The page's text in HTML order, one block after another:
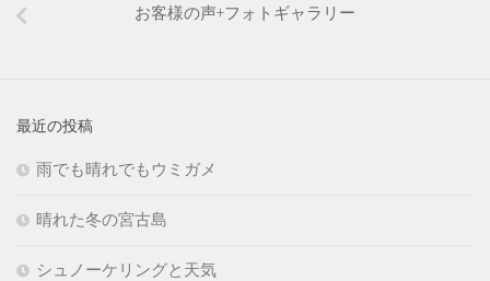
お客様の声+フォトギャラリー
最近の投稿
雨でも晴れでもウミガメ
晴れた冬の宮古島
シュノーケリングと天気